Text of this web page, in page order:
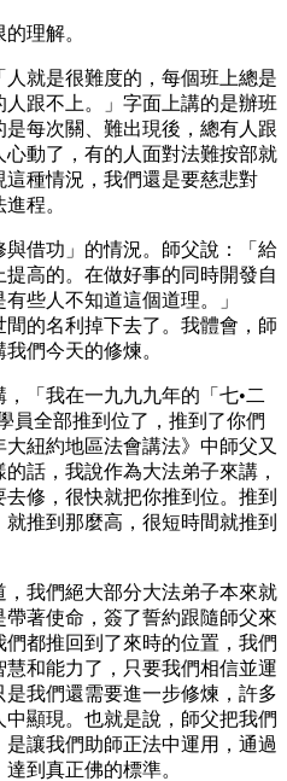
理解。
就是很難度的，每個班上總是
跟不上。」字面上講的是辦班
每次關、難出現後，總有人跟
動了，有的人面對法難按部就
種情況，我們還是要慈悲對
程。
借功」的情況。師父說：「給
高的。在做好事的同時開發自
些人不知道這個道理。」
間的名利掉下去了。我體會，師
們今天的修煉。
「我在一九九九年的「七•二
員全部推到位了，推到了你們
紐約地區法會講法》中師父又
話，我說作為大法弟子來講，
修，很快就把你推到位。推到
推到那麼高，很短時間就推到
我們絕大部分大法弟子本來就
著使命，簽了誓約跟隨師父來
都推回到了來時的位置，我們
和能力了，只要我們相信並運
我們還需要進一步修煉，許多
顯現。也就是說，師父把我們
讓我們助師正法中運用，通過
到真正佛的標準。